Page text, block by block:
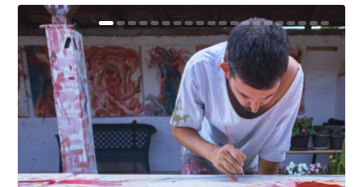
Moral, de Lyra Ekström Lindbäck.
Traducción de Car...
Revolución, de Hugo Gonçalves.
Libros del Asteroid...
«La música ha sido el gran amor de
mi vida». Esthe...
«El barman del Ritz», de Philippe
Collin. Traducci...
Mañanas de editorial, noches de
Bocaccio